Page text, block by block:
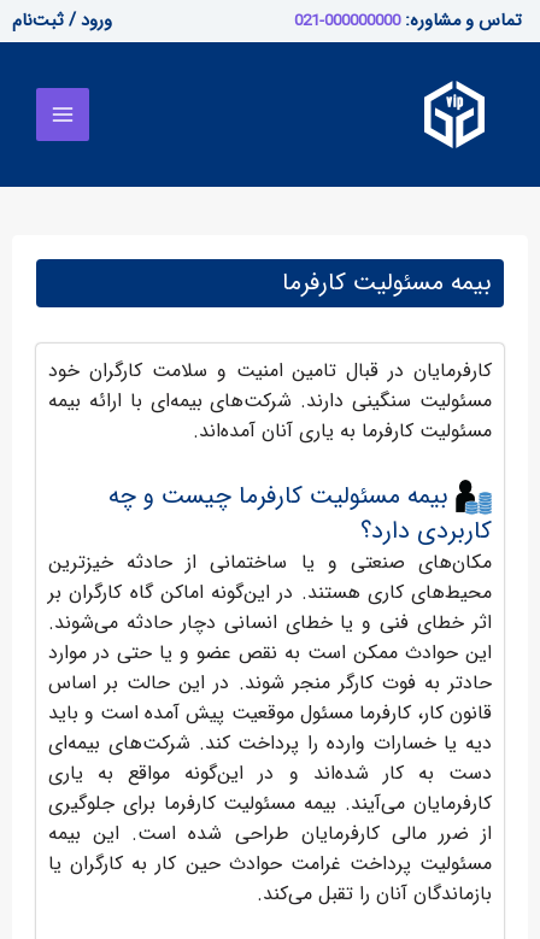
پرش
به
تماس و مشاوره:000000000-021 ورود / ثبت‌نام
Menu
بیمه مسئولیت کارفرما
کارفرمایان در قبال تامین امنیت و سلامت کارگران خود
مسئولیت سنگینی دارند. شرکت‌های بیمه‌ای با ارائه بیمه
مسئولیت کارفرما به یاری آنان آمده‌اند.
بیمه مسئولیت کارفرما چیست و چه
کاربردی دارد؟
مکان‌های صنعتی و یا ساختمانی از حادثه خیزترین
محیط‌های کاری هستند. در این‌گونه اماکن گاه کارگران بر
اثر خطای فنی و یا خطای انسانی دچار حادثه می‌شوند.
این حوادث ممکن است به نقص عضو و یا حتی در موارد
حادتر به فوت کارگر منجر شوند. در این حالت بر اساس
قانون کار، کارفرما مسئول موقعیت پیش آمده است و باید
دیه یا خسارات وارده را پرداخت کند. شرکت‌های بیمه‌ای
دست به کار شده‌اند و در این‌گونه مواقع به یاری
کارفرمایان می‌آیند. بیمه مسئولیت کارفرما برای جلوگیری
از ضرر مالی کارفرمایان طراحی شده است. این بیمه
مسئولیت پرداخت غرامت حوادث حین کار به کارگران یا
بازماندگان آنان را تقبل می‌کند.